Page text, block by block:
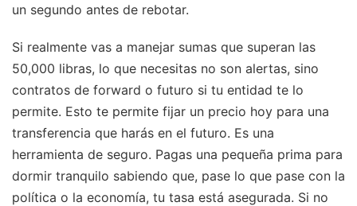
un segundo antes de rebotar.
Si realmente vas a manejar sumas que superan las
50,000 libras, lo que necesitas no son alertas, sino
contratos de forward o futuro si tu entidad te lo
permite. Esto te permite fijar un precio hoy para una
transferencia que harás en el futuro. Es una
herramienta de seguro. Pagas una pequeña prima para
dormir tranquilo sabiendo que, pase lo que pase con la
política o la economía, tu tasa está asegurada. Si no